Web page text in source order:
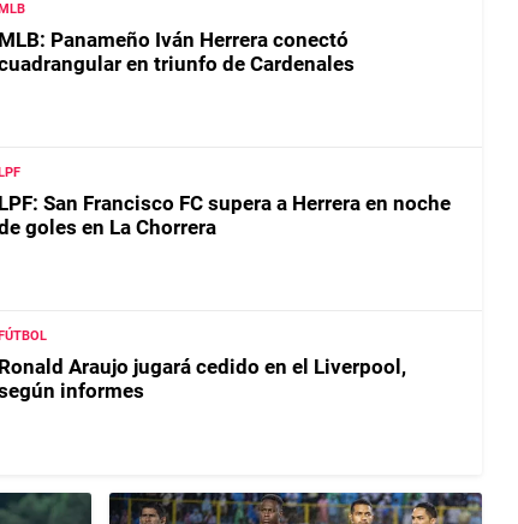
MLB
MLB: Panameño Iván Herrera conectó
en triunfo de Cardenales
LPF
LPF: San Francisco FC supera a Herrera en noche
goles en La Chorrera
FÚTBOL
Ronald Araujo jugará cedido en el Liverpool,
informes